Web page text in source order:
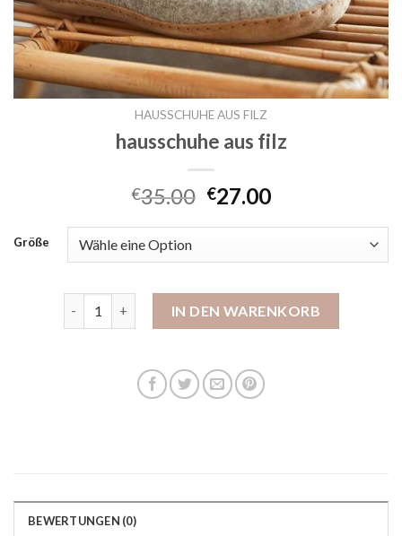
HAUSSCHUHE AUS FILZ
hausschuhe aus filz
€35.00 €27.00
Größe
IN DEN WARENKORB
BEWERTUNGEN (0)